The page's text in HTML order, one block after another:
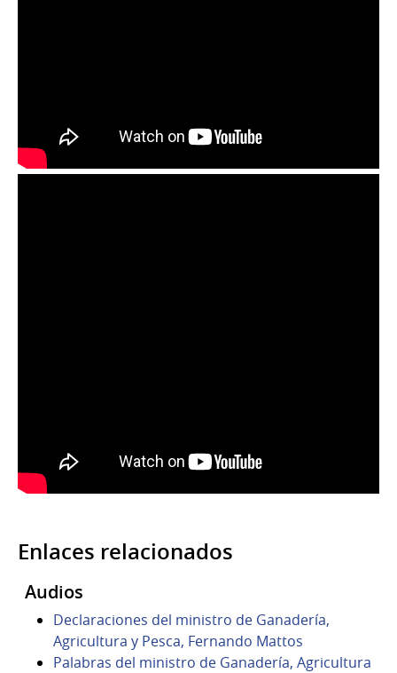
Enlaces relacionados
Audios
Declaraciones del ministro de Ganadería,
Agricultura y Pesca, Fernando Mattos
Palabras del ministro de Ganadería, Agricultura